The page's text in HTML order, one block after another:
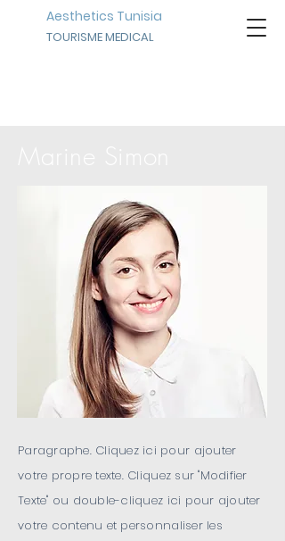
Aesthetics Tunisia
TOURISME MEDICAL
Paragraphe. Cliquez ici pour ajouter
votre propre texte. Cliquez sur "Modifier
Texte" ou double-cliquez ici pour ajouter
votre contenu et personnaliser les